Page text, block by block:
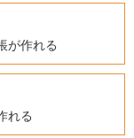
が作れる
れる